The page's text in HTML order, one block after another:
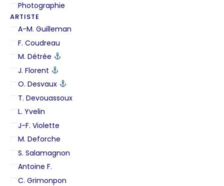
Photographie
ARTISTE
A-M. Guilleman
F. Coudreau
M. Détrée
J. Florent
O. Desvaux
T. Devouassoux
L. Yvelin
J-F. Violette
M. Deforche
S. Salamagnon
Antoine F.
C. Grimonpon